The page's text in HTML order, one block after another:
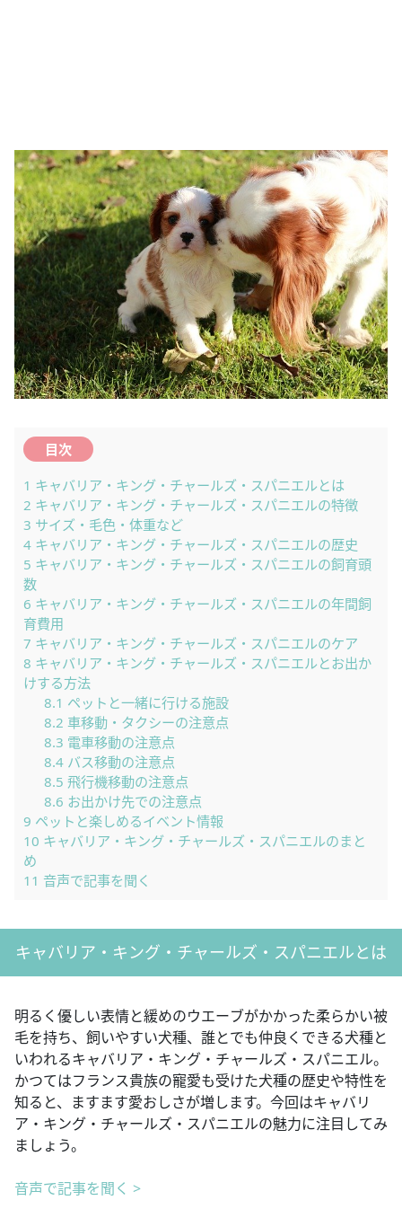
目次
1 キャバリア・キング・チャールズ・スパニエルとは
2 キャバリア・キング・チャールズ・スパニエルの特徴
3 サイズ・毛色・体重など
4 キャバリア・キング・チャールズ・スパニエルの歴史
5 キャバリア・キング・チャールズ・スパニエルの飼育頭
数
6 キャバリア・キング・チャールズ・スパニエルの年間飼
育費用
7 キャバリア・キング・チャールズ・スパニエルのケア
8 キャバリア・キング・チャールズ・スパニエルとお出か
けする方法
8.1 ペットと一緒に行ける施設
8.2 車移動・タクシーの注意点
8.3 電車移動の注意点
8.4バス移動の注意点
8.5 飛行機移動の注意点
8.6 お出かけ先での注意点
9 ペットと楽しめるイベント情報
10 キャバリア・キング・チャールズ・スパニエルのまと
め
11 音声で記事を聞く
キャバリア・キング・チャールズ・スパニエルとは
明るく優しい表情と緩めのウエーブがかかった柔らかい被
毛を持ち、飼いやすい犬種、誰とでも仲良くできる犬種と
いわれるキャバリア・キング・チャールズ・スパニエル。
かつてはフランス貴族の寵愛も受けた犬種の歴史や特性を
知ると、ますます愛おしさが増します。今回はキャバリ
ア・キング・チャールズ・スパニエルの魅力に注目してみ
ましょう。
音声で記事を聞く >